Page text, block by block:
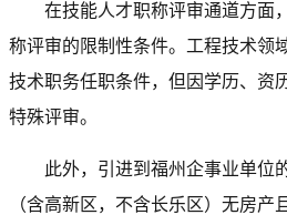
在技能人才职称评审通道方面
称评审的限制性条件。工程技术领
技术职务任职条件，但因学历、资
特殊评审。
此外，引进到福州企事业单位
（含高新区，不含长乐区）无房